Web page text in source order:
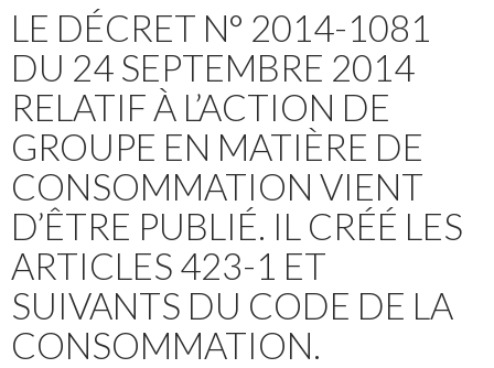
LE DÉCRET N° 2014-1081
DU 24 SEPTEMBRE 2014
RELATIF À L’ACTION DE
GROUPE EN MATIÈRE DE
CONSOMMATION VIENT
D’ÊTRE PUBLIÉ. IL CRÉÉ LES
ARTICLES 423-1 ET
SUIVANTS DU CODE DE LA
CONSOMMATION.